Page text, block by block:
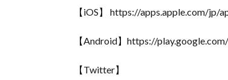
【iOS】 https://apps.apple.com/jp/
【Android】https://
【Twitter】